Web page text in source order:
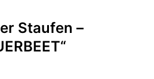
Staufen –